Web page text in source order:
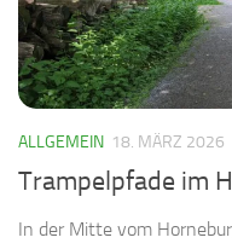
ALLGEMEIN 18. MÄRZ 2026
Trampelpfade im
In der Mitte vom